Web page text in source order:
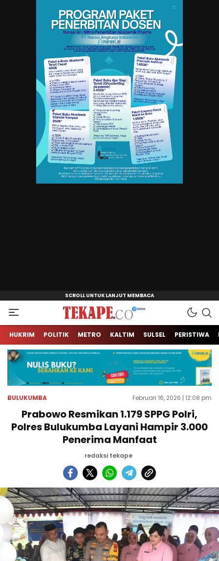
Tekape.co
Jendela Informasi Kita
HUKRIM POLITIK METRO KALTIM SULSEL PERISTIWA
BULUKUMBA Februari 16, 2026 | 12:08 pm
Prabowo Resmikan 1.179 SPPG Polri,
Polres Bulukumba Layani Hampir 3.000
Penerima Manfaat
redaksi tekape